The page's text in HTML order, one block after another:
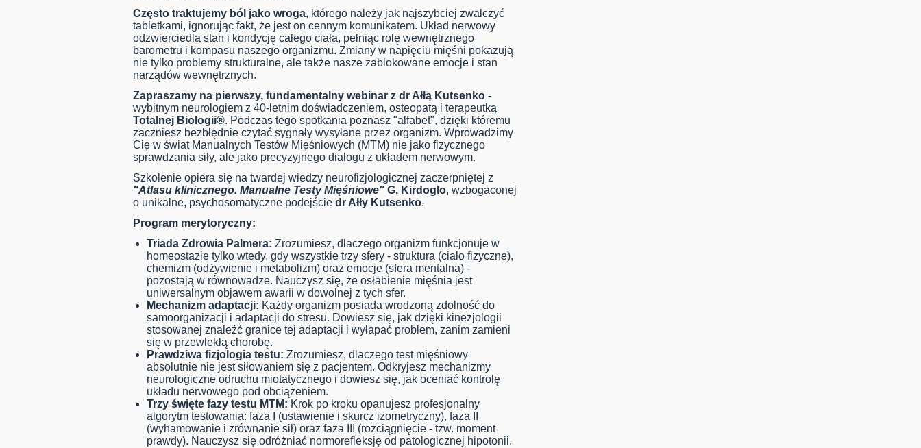
Często traktujemy ból jako wroga, którego należy jak najszybciej zwalczyć
tabletkami, ignorując fakt, że jest on cennym komunikatem. Układ nerwowy
odzwierciedla stan i kondycję całego ciała, pełniąc rolę wewnętrznego
barometru i kompasu naszego organizmu. Zmiany w napięciu mięśni pokazują
nie tylko problemy strukturalne, ale także nasze zablokowane emocje i stan
narządów wewnętrznych.
Zapraszamy na pierwszy, fundamentalny webinar z dr Ałłą Kutsenko -
wybitnym neurologiem z 40-letnim doświadczeniem, osteopatą i terapeutką
Totalnej Biologii®. Podczas tego spotkania poznasz "alfabet", dzięki któremu
zaczniesz bezbłędnie czytać sygnały wysyłane przez organizm. Wprowadzimy
Cię w świat Manualnych Testów Mięśniowych (MTM) nie jako fizycznego
sprawdzania siły, ale jako precyzyjnego dialogu z układem nerwowym.
Szkolenie opiera się na twardej wiedzy neurofizjologicznej zaczerpniętej z
"Atlasu klinicznego. Manualne Testy Mięśniowe" G. Kirdoglo, wzbogaconej
o unikalne, psychosomatyczne podejście dr Ałły Kutsenko.
Program merytoryczny:
Triada Zdrowia Palmera: Zrozumiesz, dlaczego organizm funkcjonuje w
homeostazie tylko wtedy, gdy wszystkie trzy sfery - struktura (ciało fizyczne),
chemizm (odżywienie i metabolizm) oraz emocje (sfera mentalna) -
pozostają w równowadze. Nauczysz się, że osłabienie mięśnia jest
uniwersalnym objawem awarii w dowolnej z tych sfer.
Mechanizm adaptacji: Każdy organizm posiada wrodzoną zdolność do
samoorganizacji i adaptacji do stresu. Dowiesz się, jak dzięki kinezjologii
stosowanej znaleźć granice tej adaptacji i wyłapać problem, zanim zamieni
się w przewlekłą chorobę.
Prawdziwa fizjologia testu: Zrozumiesz, dlaczego test mięśniowy
absolutnie nie jest siłowaniem się z pacjentem. Odkryjesz mechanizmy
neurologiczne odruchu miotatycznego i dowiesz się, jak oceniać kontrolę
układu nerwowego pod obciążeniem.
Trzy święte fazy testu MTM: Krok po kroku opanujesz profesjonalny
algorytm testowania: faza I (ustawienie i skurcz izometryczny), faza II
(wyhamowanie i zrównanie sił) oraz faza III (rozciągnięcie - tzw. moment
prawdy). Nauczysz się odróżniać normorefleksję od patologicznej hipotonii.